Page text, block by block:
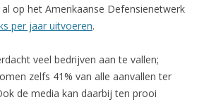
op het Amerikaanse Defensienetwerk
per jaar uitvoeren.
veel bedrijven aan te vallen;
zelfs 41% van alle aanvallen ter
de media kan daarbij ten prooi